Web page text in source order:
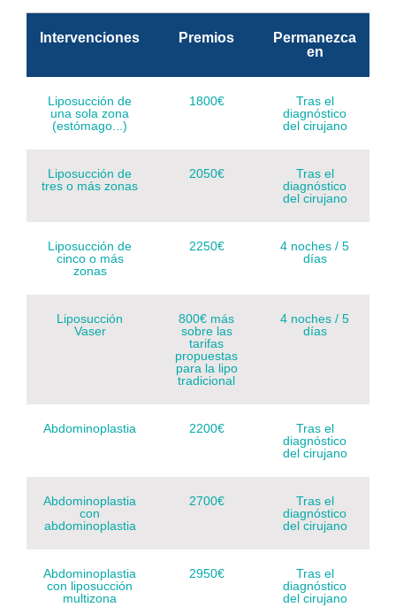
Intervenciones Premios
Permanezca
en
Liposucción de
una sola zona
(estómago...)
1800€
Tras el
diagnóstico
del cirujano
Liposucción de
tres o más zonas
2050€
Tras el
diagnóstico
del cirujano
Liposucción de
cinco o más
zonas
2250€
4 noches / 5
días
Liposucción
Vaser
800€ más
sobre las
tarifas
propuestas
para la lipo
tradicional
4 noches / 5
días
Abdominoplastia 2200€
Tras el
diagnóstico
del cirujano
Abdominoplastia
con
abdominoplastia
2700€
Tras el
diagnóstico
del cirujano
Abdominoplastia
con liposucción
multizona
2950€
Tras el
diagnóstico
del cirujano